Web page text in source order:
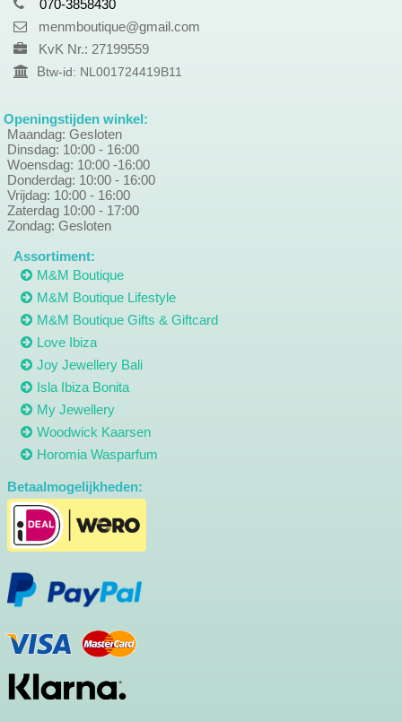
070-3858430
menmboutique@gmail.com
KvK Nr.: 27199559
Btw-id: NL001724419B11
Openingstijden winkel:
Maandag: Gesloten
Dinsdag: 10:00 - 16:00
Woensdag: 10:00 -16:00
Donderdag: 10:00 - 16:00
Vrijdag: 10:00 - 16:00
Zaterdag 10:00 - 17:00
Zondag: Gesloten
Assortiment:
M&M Boutique
M&M Boutique Lifestyle
M&M Boutique Gifts & Giftcard
Love Ibiza
Joy Jewellery Bali
Isla Ibiza Bonita
My Jewellery
Woodwick Kaarsen
Horomia Wasparfum
Betaalmogelijkheden: